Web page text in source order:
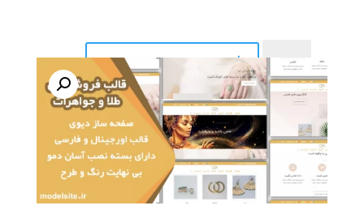
3,000,000
وردپرس
و
آماده
فروشگاهی
طلا
افزودن به سبد خرید